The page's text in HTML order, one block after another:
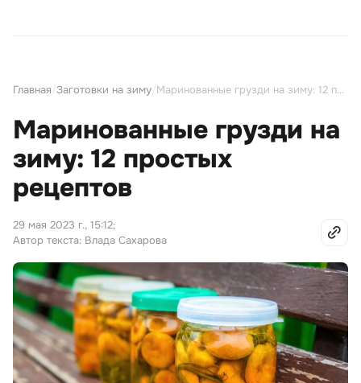
Главная Заготовки на зиму Маринованные грузди на зиму: 12 простых рецептов
Маринованные грузди на
зиму: 12 простых
рецептов
29 мая 2023 г., 15:12;
Автор текста: Влада Сахарова